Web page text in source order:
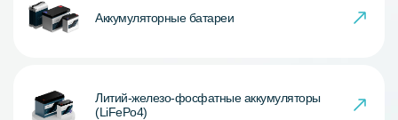
Аккумуляторные батареи
Литий-железо-фосфатные аккумуляторы
(LiFePo4)